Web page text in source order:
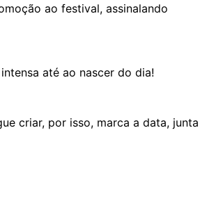
ao festival, assinalando
até ao nascer do dia!
criar, por isso, marca a data, junta